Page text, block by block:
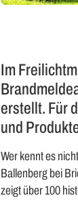
Im
erstellt. Für
und
Wer kennt es
Ballenberg bei
zeigt über 100